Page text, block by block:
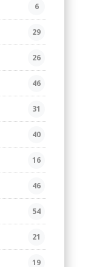
6
29
26
46
31
40
16
46
54
21
19